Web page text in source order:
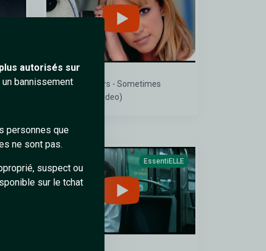
autorisés sur
un bannissement
personnes que
ne sont pas.
suspect ou
sur le tchat
Britney Spears - Sometimes
(Official HD Video)
EssentiELLE